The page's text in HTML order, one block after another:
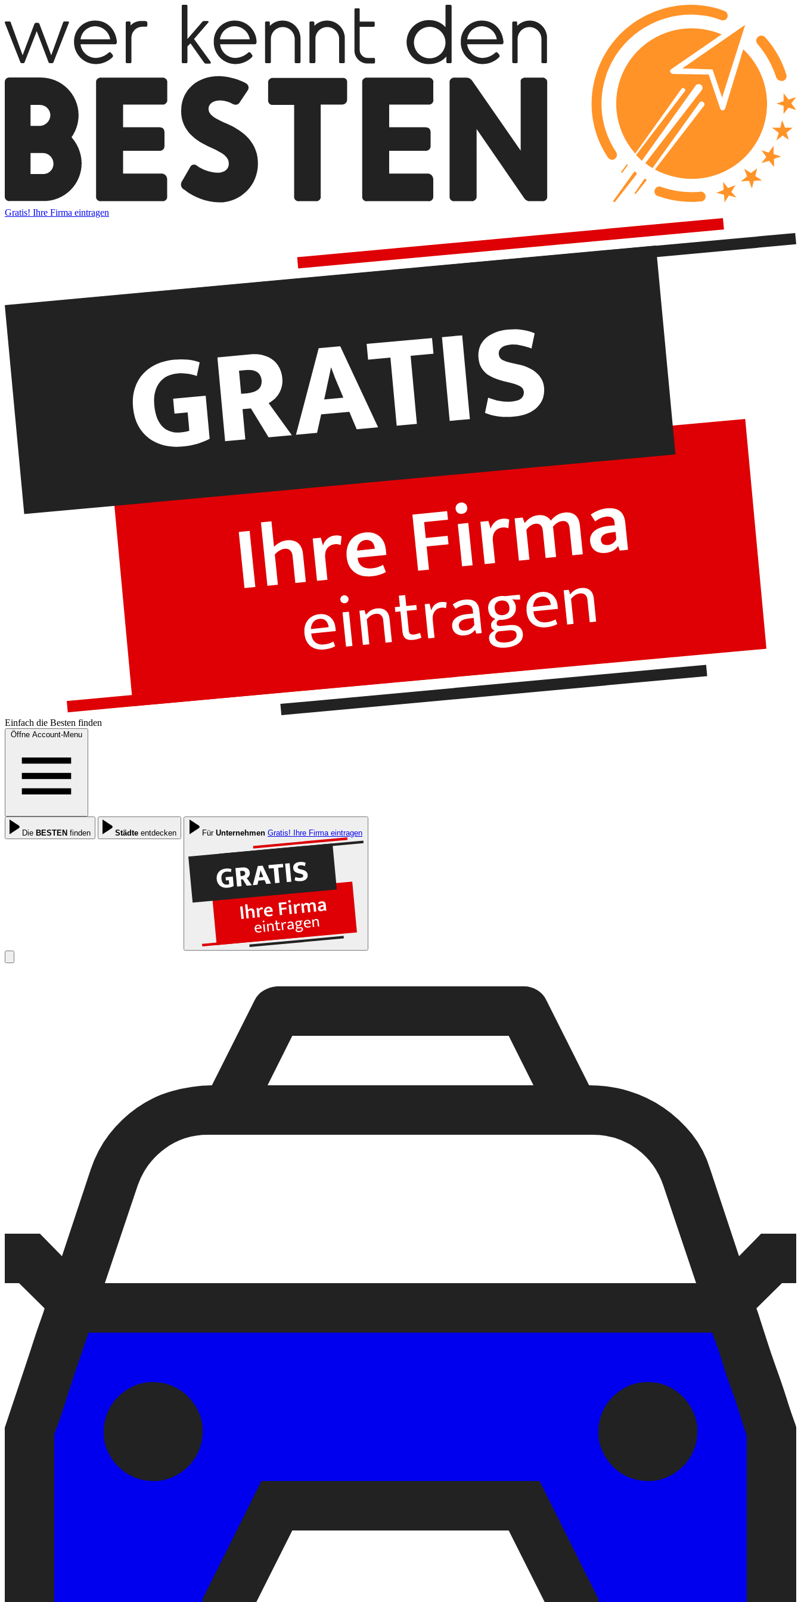
Gratis! Ihre Firma eintragen
Einfach die Besten finden
Öffne Account-Menu
Die BESTEN finden Städte entdecken Für Unternehmen Gratis! Ihre Firma eintragen